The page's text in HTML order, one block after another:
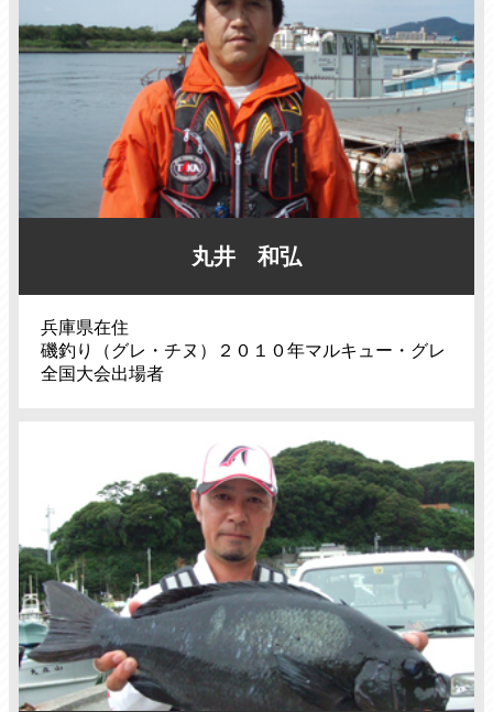
丸井 和弘
兵庫県在住
磯釣り（グレ・チヌ）２０１０年マルキュー・グレ
全国大会出場者